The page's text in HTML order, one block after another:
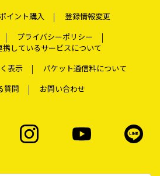
ポイント購入
登録情報変更
プライバシーポリシー
しているサービスについて
表示
パケット通信料について
質問
お問い合わせ